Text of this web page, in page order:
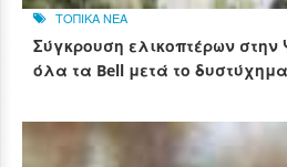
ΤΟΠΙΚΑ ΝΕΑ
Σύγκρουση ελικοπτέρων
όλα τα Bell μετά το δυστύχημα